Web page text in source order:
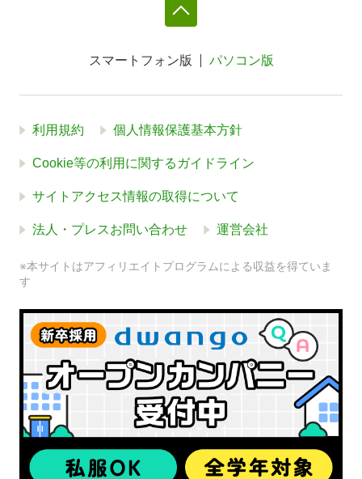
スマートフォン版 パソコン版
利用規約 個人情報保護基本方針
Cookie等の利用に関するガイドライン
サイトアクセス情報の取得について
法人・プレスお問い合わせ 運営会社
※本サイトはアフィリエイトプログラムによる収益を得ていま
す